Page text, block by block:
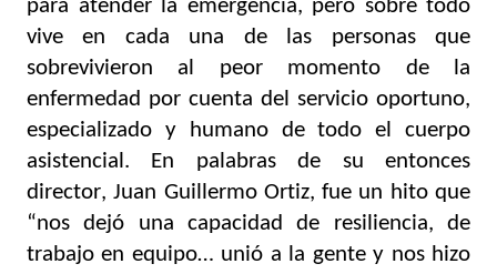
para atender la emergencia, pero sobre todo
vive en cada una de las personas que
sobrevivieron al peor momento de la
enfermedad por cuenta del servicio oportuno,
especializado y humano de todo el cuerpo
asistencial. En palabras de su entonces
director, Juan Guillermo Ortiz, fue un hito que
“nos dejó una capacidad de resiliencia, de
trabajo en equipo… unió a la gente y nos hizo